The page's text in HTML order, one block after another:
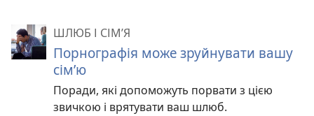
ШЛЮБ І СІМ’Я
Порнографія може зруйнувати вашу
сім’ю
Поради, які допоможуть порвати з цією
звичкою і врятувати ваш шлюб.